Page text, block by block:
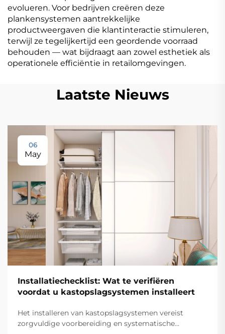
evolueren. Voor bedrijven creëren deze
plankensystemen aantrekkelijke
productweergaven die klantinteractie stimuleren,
terwijl ze tegelijkertijd een geordende voorraad
behouden — wat bijdraagt aan zowel esthetiek als
operationele efficiëntie in retailomgevingen.
Laatste Nieuws
06
May
Installatiechecklist: Wat te verifiëren
voordat u kastopslagsystemen installeert
Het installeren van kastopslagsystemen vereist
zorgvuldige voorbereiding en systematische